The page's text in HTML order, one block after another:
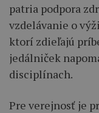
patria podpora
vzdelávanie o
ktorí zdieľajú
jedálniček
disciplínach.
Pre verejnosť je